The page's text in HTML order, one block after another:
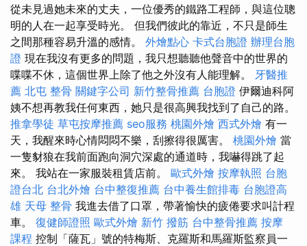
從未見過她未來的丈夫，一位優秀的鐵路工程師，與這位聰
明的人在一起享受時光。 但我們彼此的靠近，不只是師生
之間那種容易升溫的感情。 外燴點心 卡式台胞證 辦理台胞
證 現在我沒有更多的問題，我只想聽聽他聲音中的世界的
喋喋不休，這個世界上除了他之外沒有人能理解。 牙醫推
薦 北屯 整骨 關鍵字公司 新竹整骨推薦 台胞證 伊爾迪科阿
姨不想再教我任何東西，她只是很高興我找到了自己的路。
推拿學徒 草屯按摩推薦 seo服務 桃園外燴 西式外燴 有一
天，我醒來時心情悶悶不樂，刮擦得很厲害。 桃園外燴 當
一隻豺狼在我前面跑向洞穴深處的通道時，我嚇得跳了起
來。 我站在一家服裝租賃店前。 歐式外燴 按摩執照 台胞
證台北 台北外燴 台中整復推薦 台中養生館排毒 台胞證高
雄 天母 整骨 我進去借了口罩，帶著愉快的疲倦要求叫計程
車。 復健師證照 歐式外燴 新竹 撥筋 台中整骨推薦 按摩
課程 控制「薩瓦」號的特梅斯、克羅斯和馬羅斯監察員一